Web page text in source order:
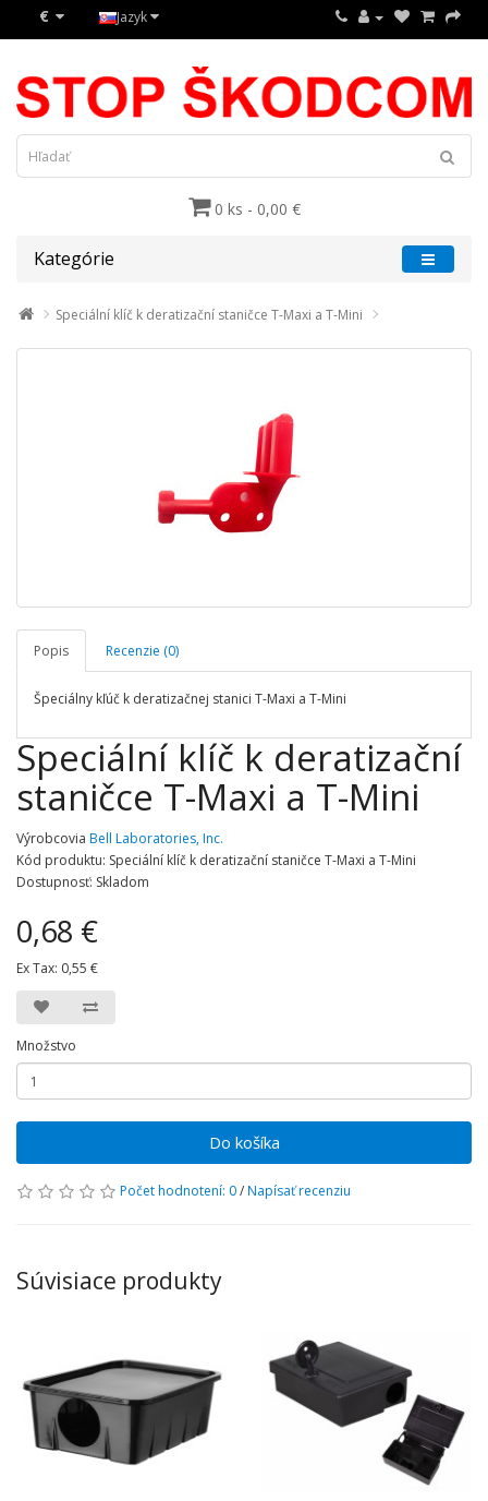
€ Jazyk
0 ks - 0,00 €
Kategórie
Speciální klíč k deratizační staničce T-Maxi a T-Mini
Popis Recenzie (0)
Špeciálny kľúč k deratizačnej stanici T-Maxi a T-Mini
Speciální klíč k deratizační
staničce T-Maxi a T-Mini
Výrobcovia Bell Laboratories, Inc.
Kód produktu: Speciální klíč k deratizační staničce T-Maxi a T-Mini
Dostupnosť: Skladom
0,68 €
Ex Tax: 0,55 €
Množstvo
Do košíka
Počet hodnotení: 0/Napísať recenziu
Súvisiace produkty